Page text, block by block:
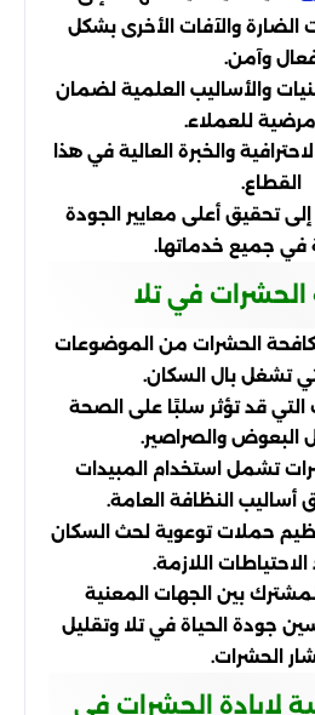
الضارة والآفات الأخرى بشكل
وآمن.
والأساليب العلمية لضمان
مرضية للعملاء.
والخبرة العالية في هذا
القطاع.
تحقيق أعلى معايير الجودة
في جميع خدماتها.
الحشرات في تلا
الحشرات من الموضوعات
تشغل بال السكان.
التي قد تؤثر سلبًا على الصحة
البعوض والصراصير.
تشمل استخدام المبيدات
أساليب النظافة العامة.
حملات توعوية لحث السكان
اللازمة.
بين الجهات المعنية
جودة الحياة في تلا وتقليل
الحشرات.
لابادة الحشرات في